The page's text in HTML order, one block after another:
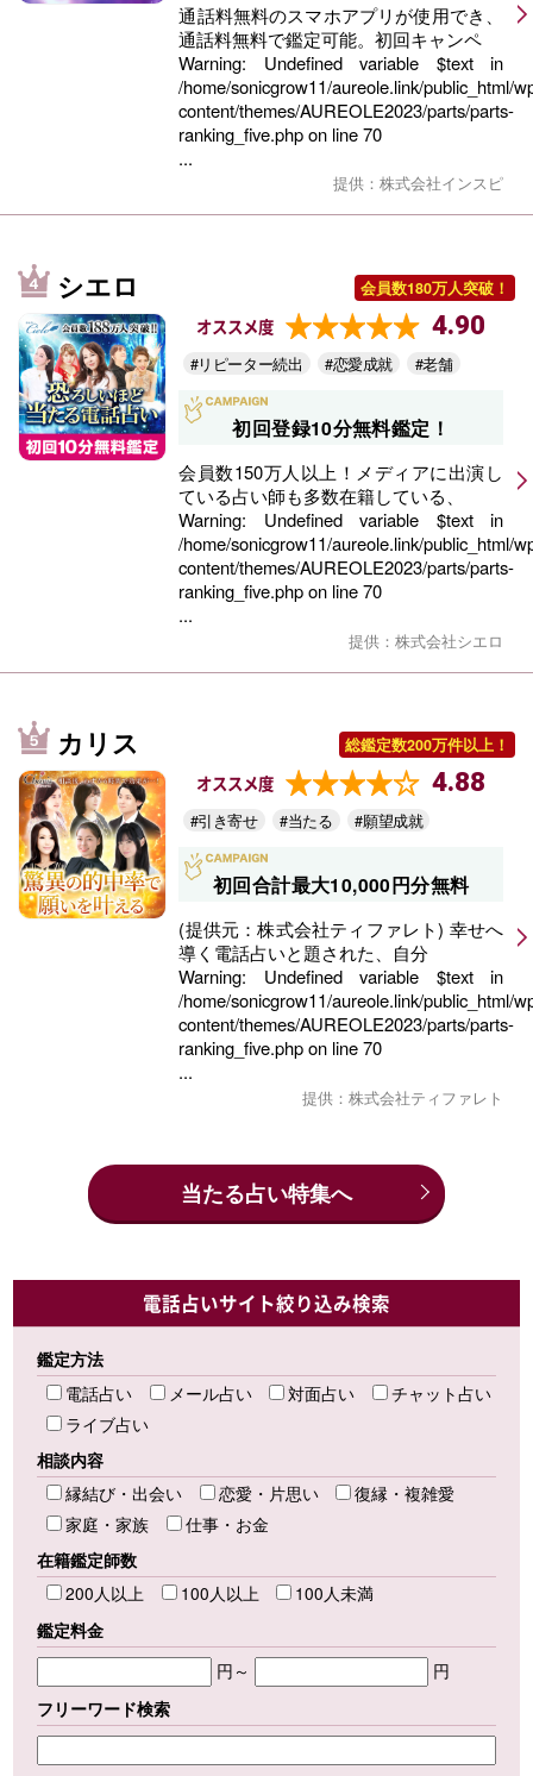
通話料無料のスマホアプリが使用でき、
通話料無料で鑑定可能。初回キャンペ
Warning: Undefined variable $text in
/home/sonicgrow11/aureole.link/public_html/
content/themes/AUREOLE2023/parts/parts-
ranking_five.phpon line70
...
提供：株式会社インスピ
シエロ 会員数180万人突破！
オススメ度 4.90
#リピーター続出 #恋愛成就 #老舗
初回登録10分無料鑑定！
会員数150万人以上！メディアに出演し
ている占い師も多数在籍している、
Warning: Undefined variable $text in
/home/sonicgrow11/aureole.link/public_html/
content/themes/AUREOLE2023/parts/parts-
ranking_five.phpon line70
...
提供：株式会社シエロ
カリス 総鑑定数200万件以上！
オススメ度 4.88
#引き寄せ #当たる #願望成就
初回合計最大10,000円分無料
(提供元：株式会社ティファレト) 幸せへ
導く電話占いと題された、自分
Warning: Undefined variable $text in
/home/sonicgrow11/aureole.link/public_html/
content/themes/AUREOLE2023/parts/parts-
ranking_five.phpon line70
...
提供：株式会社ティファレト
当たる占い特集へ
電話占いサイト絞り込み検索
鑑定方法
電話占い
メール占い 対面占い
チャット占い
ライブ占い
相談内容
縁結び・出会い
恋愛・片思い
復縁・複雑愛
家庭・家族
仕事・お金
在籍鑑定師数
200人以上
100人以上
100人未満
鑑定料金
円～
円
フリーワード検索